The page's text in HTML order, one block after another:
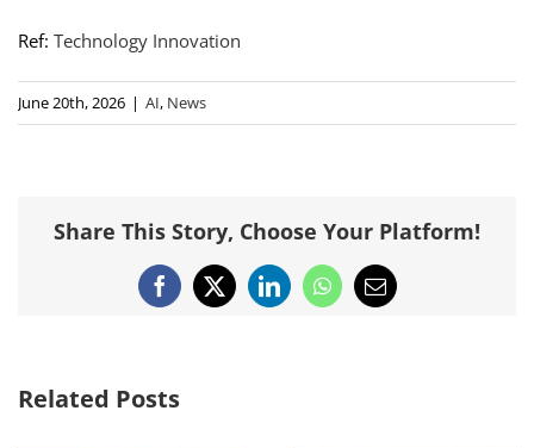
Ref: Technology Innovation
June 20th, 2026 | AI, News
Share This Story, Choose Your Platform!
Facebook
X LinkedInWhatsApp
Email
Related Posts